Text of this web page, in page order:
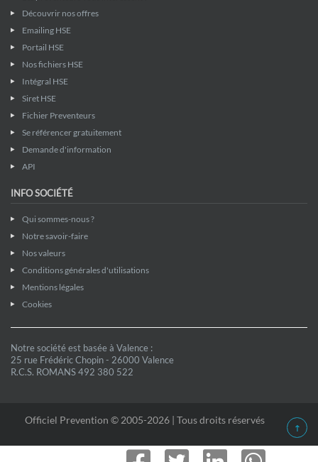
Découvrir nos offres
Emailing HSE
Portail HSE
Nos fichiers HSE
Intégral HSE
Siret HSE
Fichier Preventeurs
Se référencer gratuitement
Demande d'information
API
INFO SOCIÉTÉ
Qui sommes-nous ?
Notre savoir-faire
Nos valeurs
Conditions générales d'utilisations
Mentions légales
Cookies
Notre société est basée à Valence :
25 rue Frédéric Chopin - 26000 Valence
R.C.S. ROMANS 492 380 522
Officiel Prevention © 2005-2026 | Tous droits réservés